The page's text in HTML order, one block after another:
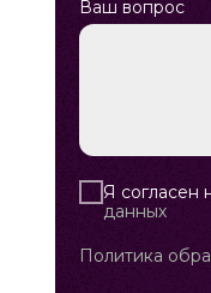
Ваш вопрос
Я согласен
данных
Политика